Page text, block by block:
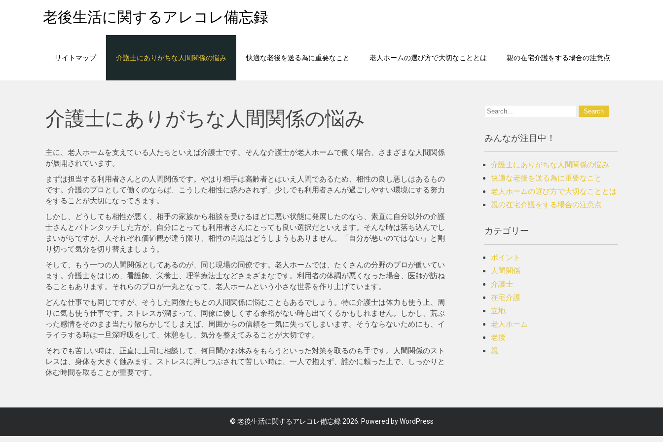
老後生活に関するアレコレ備忘録
サイトマップ 介護士にありがちな人間関係の悩み 快適な老後を送る為に重要なこと 老人ホームの選び方で大切なこととは 親の在宅介護をする場合の注意点
介護士にありがちな人間関係の悩み
主に、老人ホームを支えている人たちといえば介護士です。そんな介護士が老人ホームで働く場合、さまざまな人間関係
が展開されています。
まずは担当する利用者さんとの人間関係です。やはり相手は高齢者とはいえ人間であるため、相性の良し悪しはあるもの
です。介護のプロとして働くのならば、こうした相性に惑わされず、少しでも利用者さんが過ごしやすい環境にする努力
をすることが大切になってきます。
しかし、どうしても相性が悪く、相手の家族から相談を受けるほどに悪い状態に発展したのなら、素直に自分以外の介護
士さんとバトンタッチした方が、自分にとっても利用者さんにとっても良い選択だといえます。そんな時は落ち込んでし
まいがちですが、人それぞれ価値観が違う限り、相性の問題はどうしようもありません。「自分が悪いのではない」と割
り切って気分を切り替えましょう。
そして、もう一つの人間関係としてあるのが、同じ現場の同僚です。老人ホームでは、たくさんの分野のプロが働いてい
ます。介護士をはじめ、看護師、栄養士、理学療法士などさまざまなです。利用者の体調が悪くなった場合、医師が訪ね
ることもあります。それらのプロが一丸となって、老人ホームという小さな世界を作り上げています。
どんな仕事でも同じですが、そうした同僚たちとの人間関係に悩むこともあるでしょう。特に介護士は体力も使う上、周
りに気も使う仕事です。ストレスが溜まって、同僚に優しくする余裕がない時も出てくるかもしれません。しかし、荒ぶ
った感情をそのまま当たり散らかしてしまえば、周囲からの信頼を一気に失ってしまいます。そうならないためにも、イ
ライラする時は一旦深呼吸をして、休憩をし、気分を整えてみることが大切です。
それでも苦しい時は、正直に上司に相談して、何日間かお休みをもらうといった対策を取るのも手です。人間関係のスト
レスは、身体を大きく蝕みます。ストレスに押しつぶされて苦しい時は、一人で抱えず、誰かに頼った上で、しっかりと
休む時間を取ることが重要です。
みんなが注目中！
介護士にありがちな人間関係の悩み
快適な老後を送る為に重要なこと
老人ホームの選び方で大切なこととは
親の在宅介護をする場合の注意点
カテゴリー
ポイント
人間関係
介護士
在宅介護
立地
老人ホーム
老後
親
© 老後生活に関するアレコレ備忘録2026. Powered by WordPress